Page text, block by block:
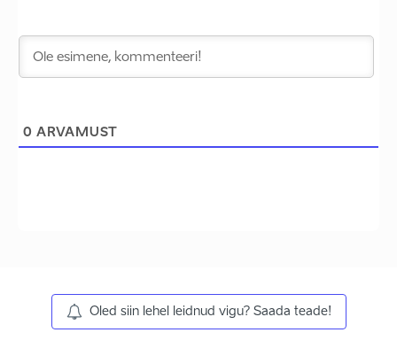
0 ARVAMUST
Oled siin lehel leidnud vigu? Saada teade!